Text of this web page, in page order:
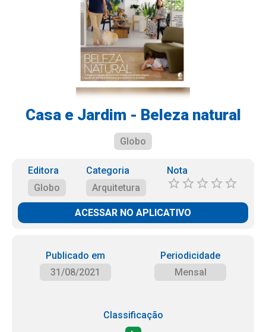
Casa e Jardim - Beleza natural
Globo
Editora
Globo
Categoria
Arquitetura
Nota
ACESSAR NO APLICATIVO
Publicado em
31/08/2021
Periodicidade
Mensal
Classificação